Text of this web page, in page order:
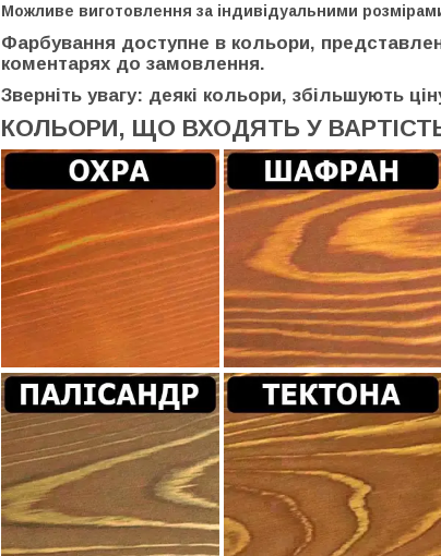
Можливе виготовлення за індивідуальними
Фарбування доступне в кольори,
коментарях до замовлення.
Зверніть увагу: деякі кольори, збільшують
КОЛЬОРИ, ЩО ВХОДЯТЬ У